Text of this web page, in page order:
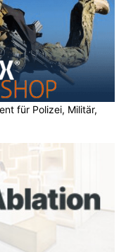
für Polizei, Militär,